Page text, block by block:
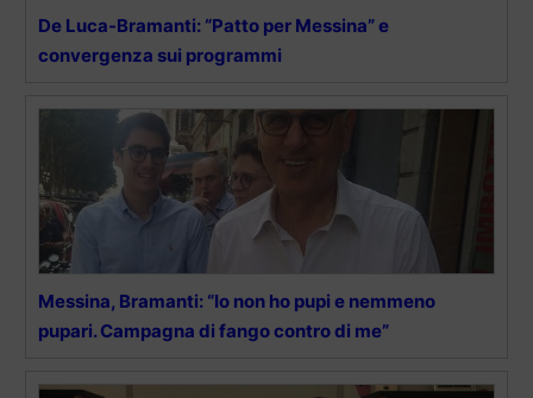
De Luca-Bramanti: “Patto per Messina” e
convergenza sui programmi
Messina, Bramanti: “Io non ho pupi e nemmeno
pupari. Campagna di fango contro di me”